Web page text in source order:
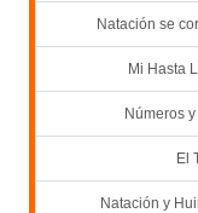
Natación se
Mi Hasta
Números
El
Natación y